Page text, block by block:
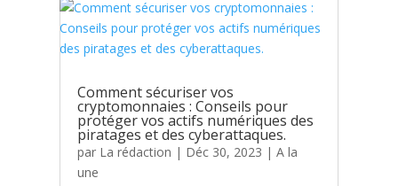
Comment sécuriser vos
cryptomonnaies : Conseils pour
protéger vos actifs numériques des
piratages et des cyberattaques.
par La rédaction | Déc 30, 2023 |A la
une